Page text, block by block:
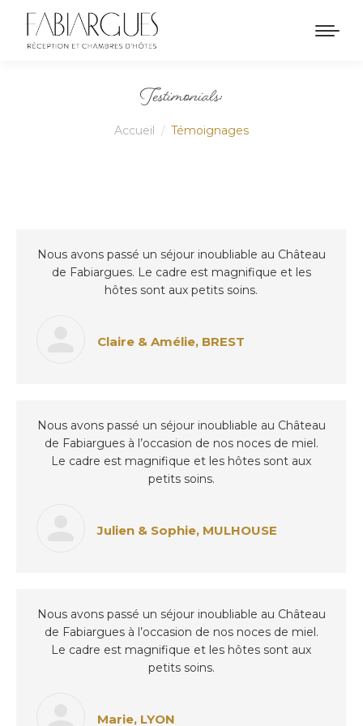
Testimonials:
Vous êtes ici :
Accueil Témoignages
Nous avons passé un séjour inoubliable au Château
de Fabiargues. Le cadre est magnifique et les
hôtes sont aux petits soins.
Claire & Amélie, BREST
Nous avons passé un séjour inoubliable au Château
de Fabiargues à l’occasion de nos noces de miel.
Le cadre est magnifique et les hôtes sont aux
petits soins.
Julien & Sophie, MULHOUSE
Nous avons passé un séjour inoubliable au Château
de Fabiargues à l’occasion de nos noces de miel.
Le cadre est magnifique et les hôtes sont aux
petits soins.
Marie, LYON